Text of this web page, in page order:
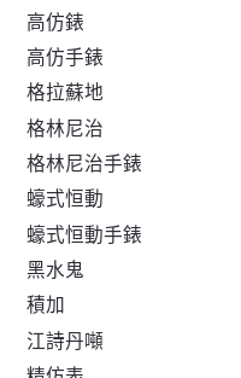
高仿錶
高仿手錶
格拉蘇地
格林尼治
格林尼治手錶
蠔式恒動
蠔式恒動手錶
黑水鬼
積加
江詩丹噸